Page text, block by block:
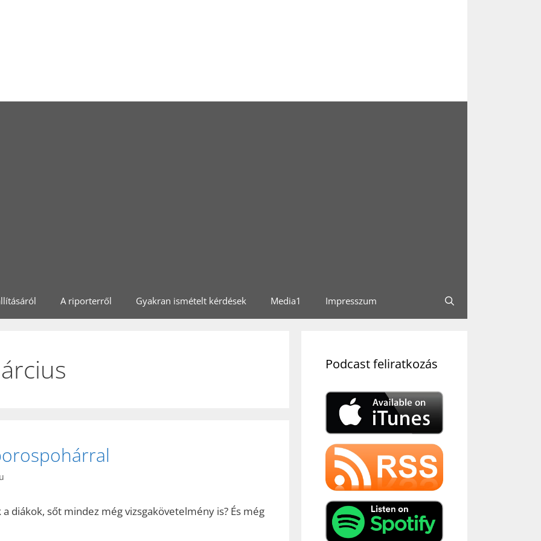
A riporterről Gyakran ismételt kérdések Media1 Impresszum
diákok, sőt mindez még vizsgakövetelmény is? És még
Podcast feliratkozás